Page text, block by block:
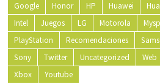
Google
Honor HP Huawei
Intel
Juegos LG Motorola
PlayStation
Recomendaciones
Sony
Twitter Uncategorized Web
Xbox
Youtube